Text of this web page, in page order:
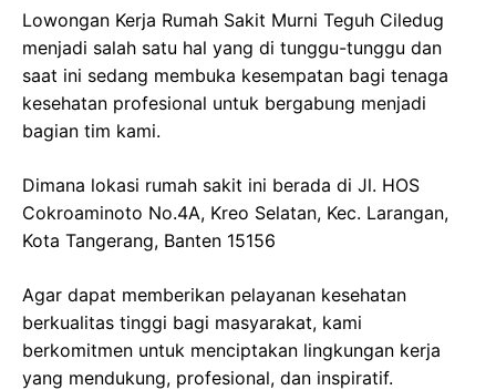
Lowongan Kerja Rumah Sakit Murni Teguh Ciledug
menjadi salah satu hal yang di tunggu-tunggu dan
saat ini sedang membuka kesempatan bagi tenaga
kesehatan profesional untuk bergabung menjadi
bagian tim kami.
Dimana lokasi rumah sakit ini berada di Jl. HOS
Cokroaminoto No.4A, Kreo Selatan, Kec. Larangan,
Kota Tangerang, Banten 15156
Agar dapat memberikan pelayanan kesehatan
berkualitas tinggi bagi masyarakat, kami
berkomitmen untuk menciptakan lingkungan kerja
yang mendukung, profesional, dan inspiratif.